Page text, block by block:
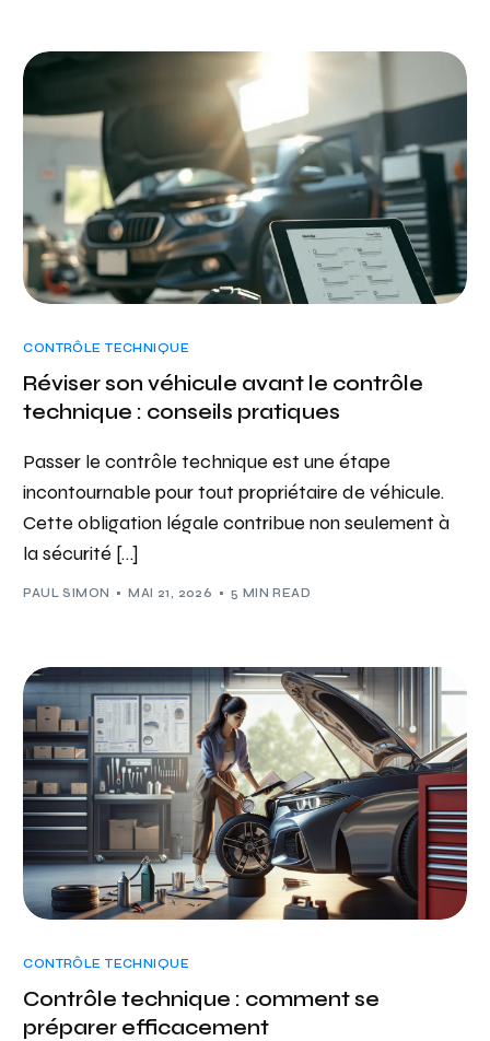
CONTRÔLE TECHNIQUE
Réviser son véhicule avant le contrôle
technique : conseils pratiques
Passer le contrôle technique est une étape
incontournable pour tout propriétaire de véhicule.
Cette obligation légale contribue non seulement à
la sécurité […]
PAUL SIMON MAI 21, 2026 5 MIN READ
CONTRÔLE TECHNIQUE
Contrôle technique : comment se
préparer efficacement